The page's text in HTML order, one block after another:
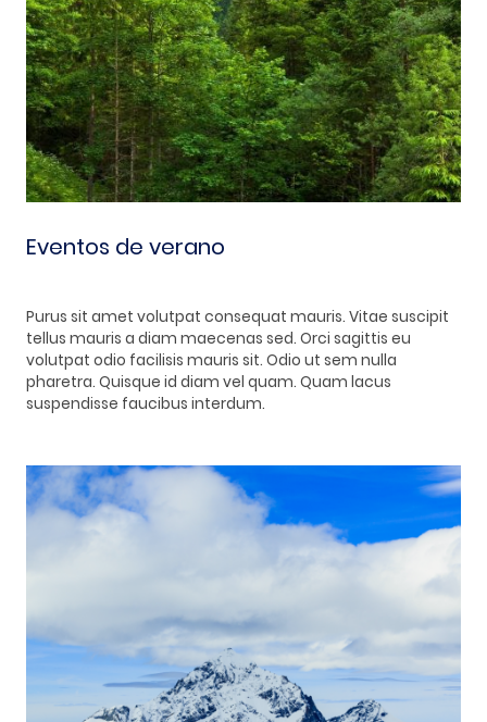
Eventos de verano
Purus sit amet volutpat consequat mauris. Vitae suscipit
tellus mauris a diam maecenas sed. Orci sagittis eu
volutpat odio facilisis mauris sit. Odio ut sem nulla
pharetra. Quisque id diam vel quam. Quam lacus
suspendisse faucibus interdum.